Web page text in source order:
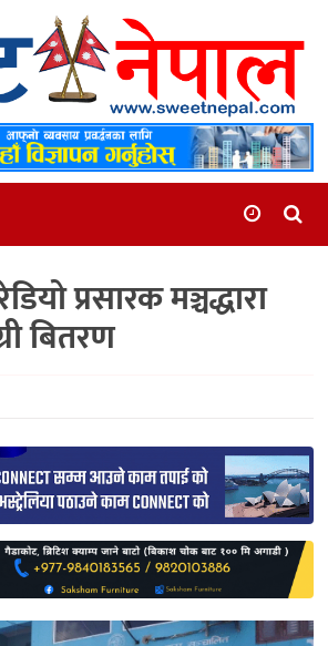
प्रसारक मञ्चद्धारा
बितरण